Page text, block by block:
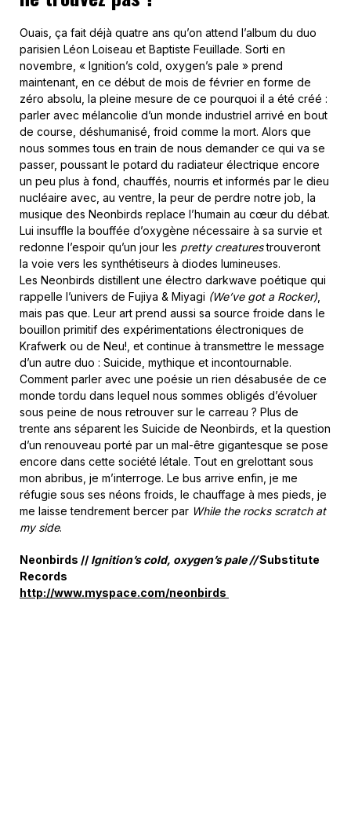
Ouais, ça fait déjà quatre ans qu’on attend l’album du duo
parisien Léon Loiseau et Baptiste Feuillade. Sorti en
novembre, « Ignition’s cold, oxygen’s pale » prend
maintenant, en ce début de mois de février en forme de
zéro absolu, la pleine mesure de ce pourquoi il a été créé :
parler avec mélancolie d’un monde industriel arrivé en bout
de course, déshumanisé, froid comme la mort. Alors que
nous sommes tous en train de nous demander ce qui va se
passer, poussant le potard du radiateur électrique encore
un peu plus à fond, chauffés, nourris et informés par le dieu
nucléaire avec, au ventre, la peur de perdre notre job, la
musique des Neonbirds replace l’humain au cœur du débat.
Lui insuffle la bouffée d’oxygène nécessaire à sa survie et
redonne l’espoir qu’un jour les pretty creaturestrouveront
la voie vers les synthétiseurs à diodes lumineuses.
Les Neonbirds distillent une électro darkwave poétique qui
rappelle l’univers de Fujiya & Miyagi (We’ve got a Rocker)
mais pas que. Leur art prend aussi sa source froide dans le
bouillon primitif des expérimentations électroniques de
Krafwerk ou de Neu!, et continue à transmettre le message
d’un autre duo : Suicide, mythique et incontournable.
Comment parler avec une poésie un rien désabusée de ce
monde tordu dans lequel nous sommes obligés d’évoluer
sous peine de nous retrouver sur le carreau ? Plus de
trente ans séparent les Suicide de Neonbirds, et la question
d’un renouveau porté par un mal-être gigantesque se pose
encore dans cette société létale. Tout en grelottant sous
mon abribus, je m’interroge. Le bus arrive enfin, je me
réfugie sous ses néons froids, le chauffage à mes pieds, je
me laisse tendrement bercer par While the rocks scratch at
my side.
Neonbirds // Ignition’s cold, oxygen’s pale //Substitute
Records
http://www.myspace.com/neonbirds